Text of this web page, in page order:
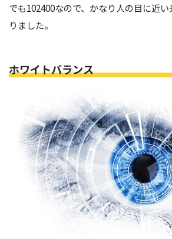
でも102400なので、かなり人の目に近
りました。
ホワイトバランス